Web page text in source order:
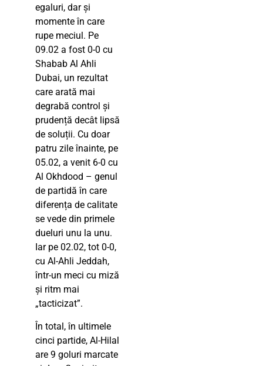
egaluri, dar și
momente în care
rupe meciul. Pe
09.02 a fost 0-0 cu
Shabab Al Ahli
Dubai, un rezultat
care arată mai
degrabă control și
prudență decât lipsă
de soluții. Cu doar
patru zile înainte, pe
05.02, a venit 6-0 cu
Al Okhdood – genul
de partidă în care
diferența de calitate
se vede din primele
dueluri unu la unu.
Iar pe 02.02, tot 0-0,
cu Al-Ahli Jeddah,
într-un meci cu miză
și ritm mai
„tacticizat”.
În total, în ultimele
cinci partide, Al-Hilal
are 9 goluri marcate